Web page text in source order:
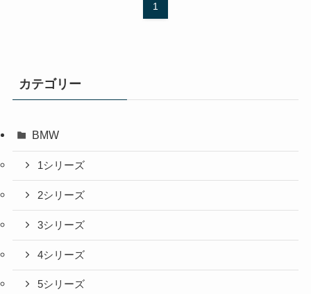
1
カテゴリー
BMW
1シリーズ
2シリーズ
3シリーズ
4シリーズ
5シリーズ